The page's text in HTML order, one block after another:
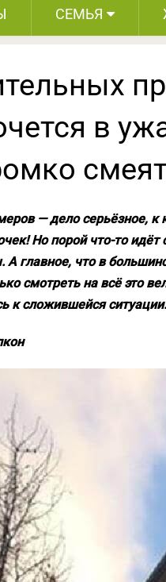
СЕМЬЯ
в
— дело серьёзное,
Но порой что-то
главное, что в
смотреть на всё это
к сложившейся